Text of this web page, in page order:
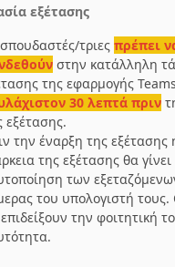
εξέτασης
τριες πρέπει
στην κατάλληλη
της εφαρμογής Teams
30 λεπτά πριν
εξέτασης.
την έναρξη της εξέτασης
της εξέτασης θα γίνει
των
του υπολογιστή
την φοιτητική